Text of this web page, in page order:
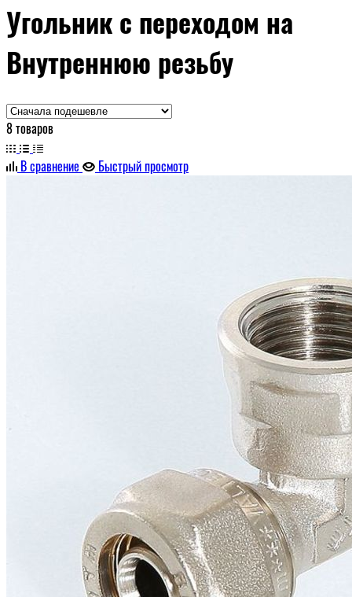
Угольник с переходом на
Внутреннюю резьбу
8 товаров
В сравнение
Быстрый просмотр